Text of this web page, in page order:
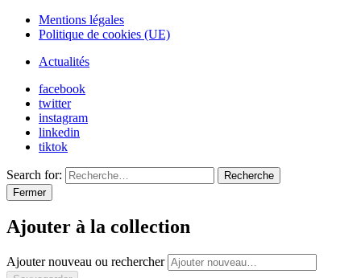
Mentions légales
Politique de cookies (UE)
Actualités
facebook
twitter
instagram
linkedin
tiktok
Search for:
Recherche
Fermer
Ajouter à la collection
Ajouter nouveau ou rechercher